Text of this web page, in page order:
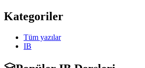
Kategoriler
Tüm yazılar
IB